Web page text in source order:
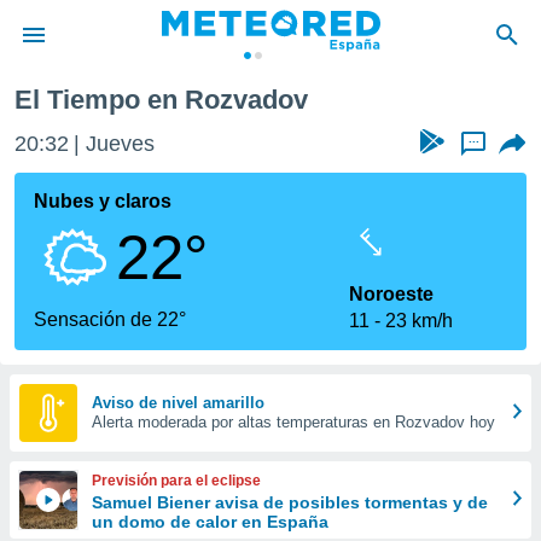
de
por
que se
calidad.
a este
las
y
forma
digital
basada
El Tiempo en Rozvadov
20:32 Jueves ...
Nubes y claros
22°
Sensación de 22°
Noroeste
11
23 km/h
Aviso de nivel amarillo
Alerta moderada por altas temperaturas en Rozvadov hoy
Previsión para el eclipse
Samuel Biener avisa de posibles tormentas y de
un domo de calor en España